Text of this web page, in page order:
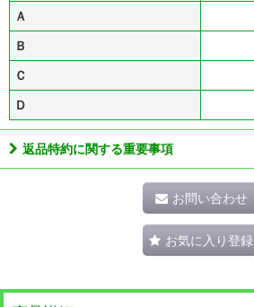
Ａ
Ｂ
Ｃ
Ｄ
返品特約に関する重要事項
お問い合わせ
お気に入り登録